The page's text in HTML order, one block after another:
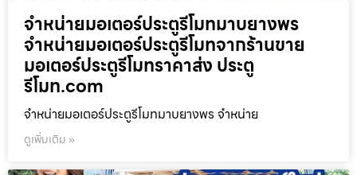
จำหน่ายมอเตอร์ประตูรีโมทมาบยางพร
จำหน่ายมอเตอร์ประตูรีโมทจากร้านขาย
มอเตอร์ประตูรีโมทราคาส่ง ประตู
รีโมท.com
จำหน่ายมอเตอร์ประตูรีโมทมาบยางพร จำหน่าย
ดูเพิ่มเติม »